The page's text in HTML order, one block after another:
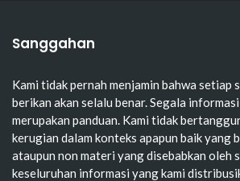
Sanggahan
Kami tidak pernah menjamin bahwa setiap
berikan akan selalu benar. Segala
merupakan panduan. Kami tidak
kerugian dalam konteks apapun baik yang
ataupun non materi yang disebabkan oleh
keseluruhan informasi yang kami